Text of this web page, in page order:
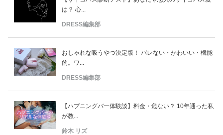
は？ 心...
DRESS編集部
おしゃれな吸うやつ決定版！ バレない・かわいい・機能
的。ワ...
DRESS編集部
【ハプニングバー体験談】料金・危ない？ 10年通った私
が教...
鈴木 リズ